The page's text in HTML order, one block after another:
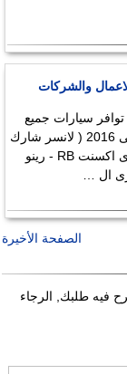
والشركات
سيارات جميع
الماركات من 2012 إلى 2016 ( لانسر شارك
- النترا - فيرنا - هيونداى اكسنت RB - رينو
ال …
الصفحة الأخيرة
فيه طلبك, الرجاء